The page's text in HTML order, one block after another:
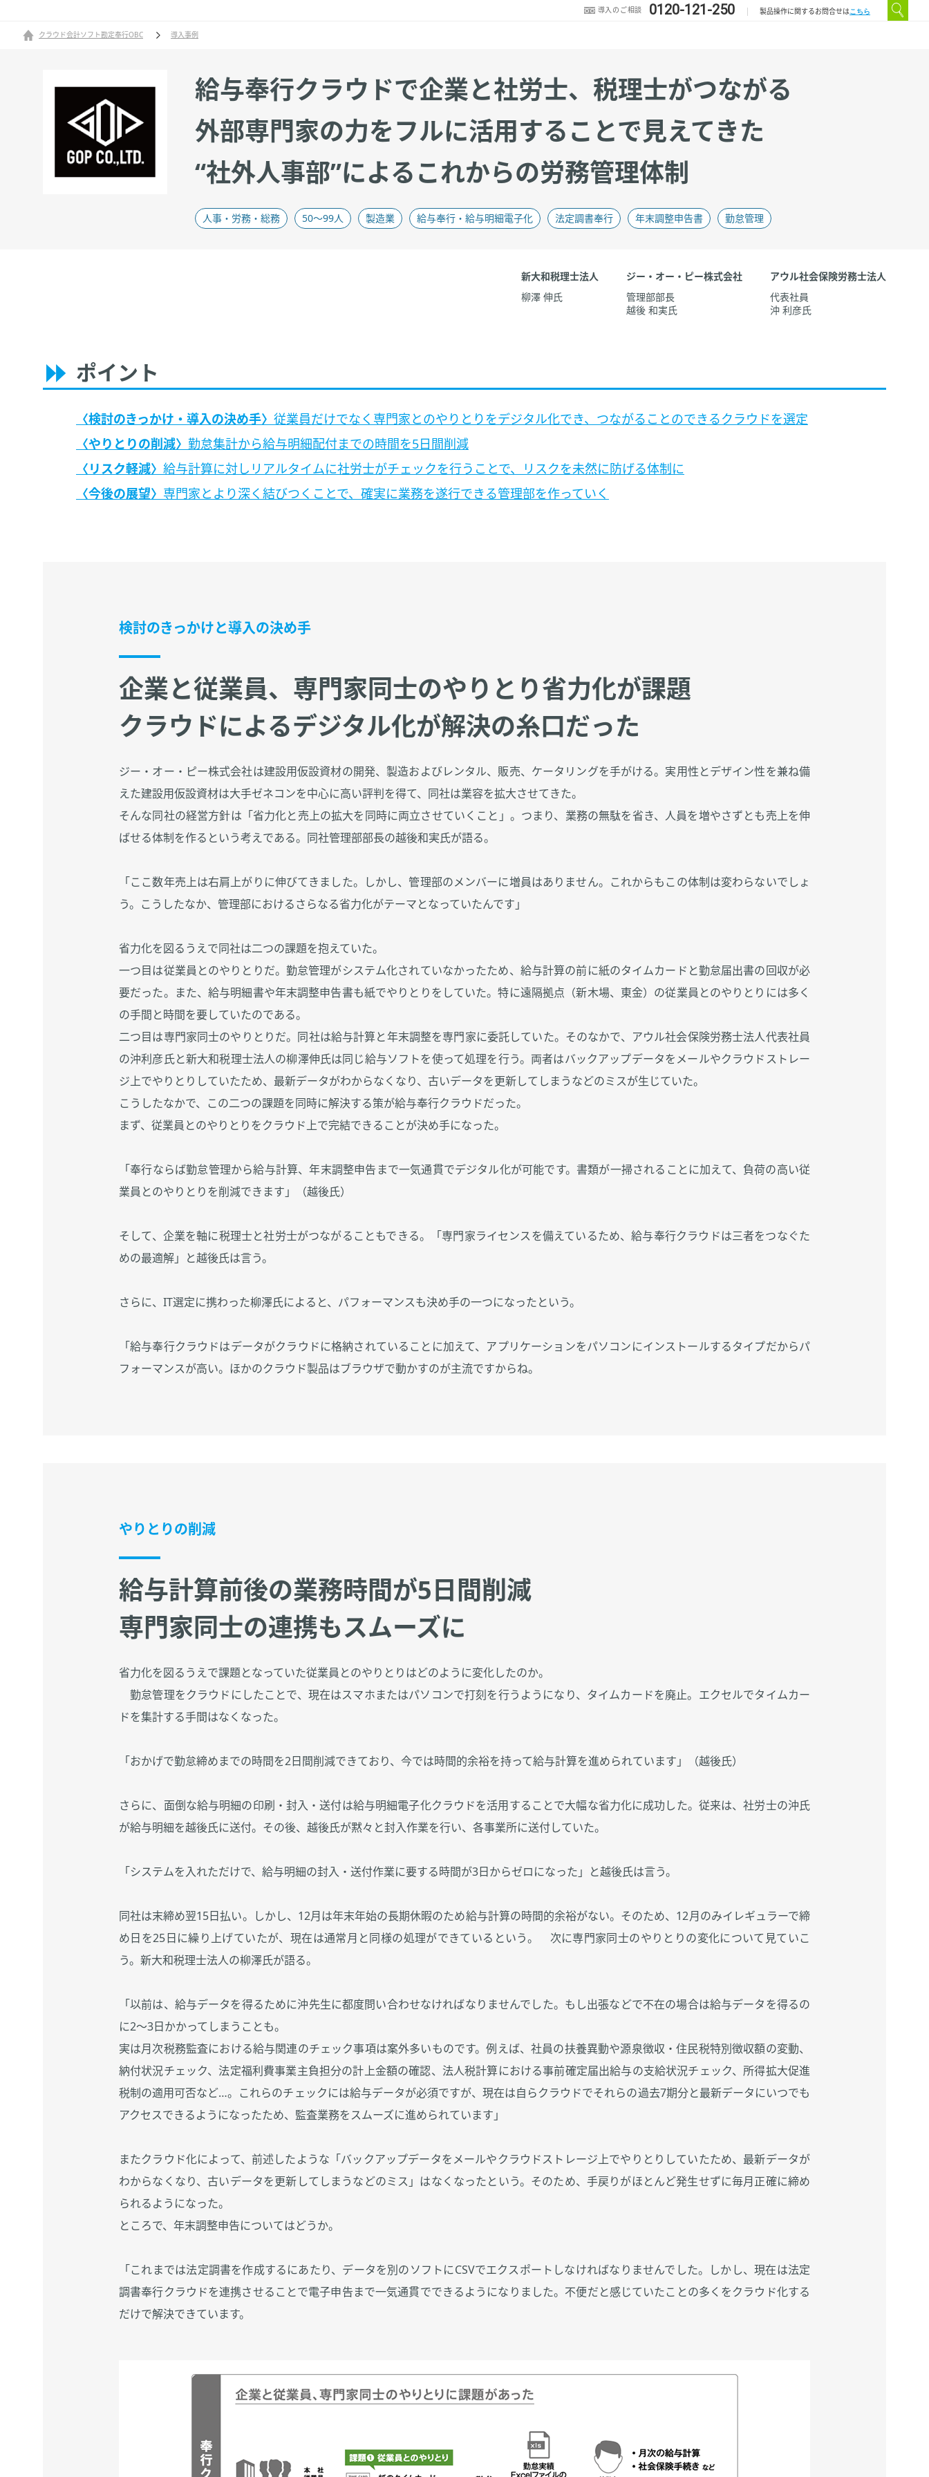
導入のご相談 0120-121-250 製品操作に関するお問合せは こちら
クラウド会計ソフト勘定奉行OBC 導入事例
給与奉行クラウドで企業と社労士、税理士がつながる
外部専門家の力をフルに活用することで見えてきた
“社外人事部”によるこれからの労務管理体制
人事・労務・総務​ 50〜99人 製造業 給与奉行・給与明細電子化 法定調書奉行 年末調整申告書 勤怠管理
新大和税理士法人
柳澤 伸氏
ジー・オー・ピー株式会社
管理部部長
越後 和実氏
アウル社会保険労務士法人
代表社員
沖 利彦氏
ポイント
検討のきっかけ・導入の決め手
従業員だけでなく専門家とのやりとりをデジタル化でき、つながることのできるクラウドを選定
やりとりの削減
勤怠集計から給与明細配付までの時間を5日間削減
リスク軽減
給与計算に対しリアルタイムに社労士がチェックを行うことで、リスクを未然に防げる体制に
今後の展望
専門家とより深く結びつくことで、確実に業務を遂行できる管理部を作っていく
検討のきっかけと導入の決め手
企業と従業員、専門家同士のやりとり省力化が課題
クラウドによるデジタル化が解決の糸口だった
ジー・オー・ピー株式会社は建設用仮設資材の開発、製造およびレンタル、販売、ケータリングを手がける。実用性とデザイン性を兼ね備
えた建設用仮設資材は大手ゼネコンを中心に高い評判を得て、同社は業容を拡大させてきた。
そんな同社の経営方針は「省力化と売上の拡大を同時に両立させていくこと」。つまり、業務の無駄を省き、人員を増やさずとも売上を伸
ばせる体制を作るという考えである。同社管理部部長の越後和実氏が語る。
「ここ数年売上は右肩上がりに伸びてきました。しかし、管理部のメンバーに増員はありません。これからもこの体制は変わらないでしょ
う。こうしたなか、管理部におけるさらなる省力化がテーマとなっていたんです」
省力化を図るうえで同社は二つの課題を抱えていた。
一つ目は従業員とのやりとりだ。勤怠管理がシステム化されていなかったため、給与計算の前に紙のタイムカードと勤怠届出書の回収が必
要だった。また、給与明細書や年末調整申告書も紙でやりとりをしていた。特に遠隔拠点（新木場、東金）の従業員とのやりとりには多く
の手間と時間を要していたのである。
二つ目は専門家同士のやりとりだ。同社は給与計算と年末調整を専門家に委託していた。そのなかで、アウル社会保険労務士法人代表社員
の沖利彦氏と新大和税理士法人の柳澤伸氏は同じ給与ソフトを使って処理を行う。両者はバックアップデータをメールやクラウドストレー
ジ上でやりとりしていたため、最新データがわからなくなり、古いデータを更新してしまうなどのミスが生じていた。
こうしたなかで、この二つの課題を同時に解決する策が給与奉行クラウドだった。
まず、従業員とのやりとりをクラウド上で完結できることが決め手になった。
「奉行ならば勤怠管理から給与計算、年末調整申告まで一気通貫でデジタル化が可能です。書類が一掃されることに加えて、負荷の高い従
業員とのやりとりを削減できます」（越後氏）
そして、企業を軸に税理士と社労士がつながることもできる。「専門家ライセンスを備えているため、給与奉行クラウドは三者をつなぐた
めの最適解」と越後氏は言う。
さらに、IT選定に携わった柳澤氏によると、パフォーマンスも決め手の一つになったという。
「給与奉行クラウドはデータがクラウドに格納されていることに加えて、アプリケーションをパソコンにインストールするタイプだからパ
フォーマンスが高い。ほかのクラウド製品はブラウザで動かすのが主流ですからね。
やりとりの削減
給与計算前後の業務時間が5日間削減
専門家同士の連携もスムーズに
省力化を図るうえで課題となっていた従業員とのやりとりはどのように変化したのか。
勤怠管理をクラウドにしたことで、現在はスマホまたはパソコンで打刻を行うようになり、タイムカードを廃止。エクセルでタイムカー
ドを集計する手間はなくなった。
「おかげで勤怠締めまでの時間を2日間削減できており、今では時間的余裕を持って給与計算を進められています」（越後氏）
さらに、面倒な給与明細の印刷・封入・送付は給与明細電子化クラウドを活用することで大幅な省力化に成功した。従来は、社労士の沖氏
が給与明細を越後氏に送付。その後、越後氏が黙々と封入作業を行い、各事業所に送付していた。
「システムを入れただけで、給与明細の封入・送付作業に要する時間が3日からゼロになった」と越後氏は言う。
同社は末締め翌15日払い。しかし、12月は年末年始の長期休暇のため給与計算の時間的余裕がない。そのため、12月のみイレギュラーで締
め日を25日に繰り上げていたが、現在は通常月と同様の処理ができているという。 次に専門家同士のやりとりの変化について見ていこ
う。新大和税理士法人の柳澤氏が語る。
「以前は、給与データを得るために沖先生に都度問い合わせなければなりませんでした。もし出張などで不在の場合は給与データを得るの
に2～3日かかってしまうことも。
実は月次税務監査における給与関連のチェック事項は案外多いものです。例えば、社員の扶養異動や源泉徴収・住民税特別徴収額の変動、
納付状況チェック、法定福利費事業主負担分の計上金額の確認、法人税計算における事前確定届出給与の支給状況チェック、所得拡大促進
税制の適用可否など…。これらのチェックには給与データが必須ですが、現在は自らクラウドでそれらの過去7期分と最新データにいつでも
アクセスできるようになったため、監査業務をスムーズに進められています」
またクラウド化によって、前述したような「バックアップデータをメールやクラウドストレージ上でやりとりしていたため、最新データが
わからなくなり、古いデータを更新してしまうなどのミス」はなくなったという。そのため、手戻りがほとんど発生せずに毎月正確に締め
られるようになった。
ところで、年末調整申告についてはどうか。
「これまでは法定調書を作成するにあたり、データを別のソフトにCSVでエクスポートしなければなりませんでした。しかし、現在は法定
調書奉行クラウドを連携させることで電子申告まで一気通貫でできるようになりました。不便だと感じていたことの多くをクラウド化する
だけで解決できています。